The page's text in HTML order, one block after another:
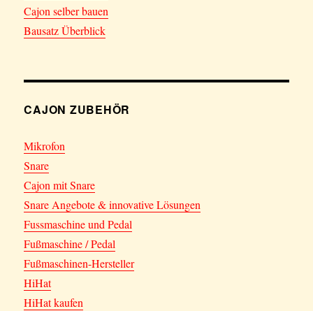
Cajon selber bauen
Bausatz Überblick
CAJON ZUBEHÖR
Mikrofon
Snare
Cajon mit Snare
Snare Angebote & innovative Lösungen
Fussmaschine und Pedal
Fußmaschine / Pedal
Fußmaschinen-Hersteller
HiHat
HiHat kaufen